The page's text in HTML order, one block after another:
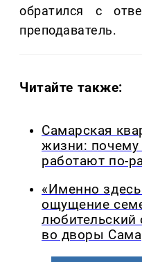
обратился с
преподаватель.
Читайте также:
Самарская
жизни:
работают по-
«Именно
ощущение
любительский
во дворы